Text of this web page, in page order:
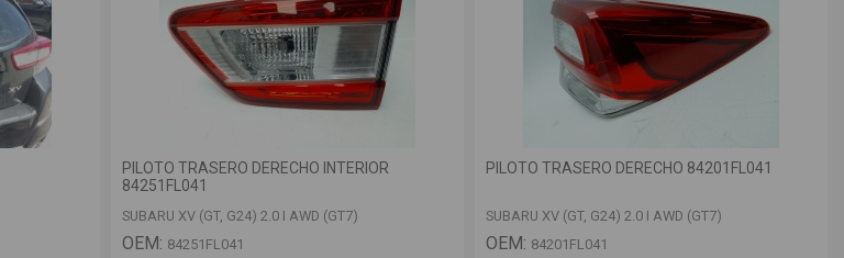
PILOTO TRASERO DERECHO INTERIOR
84251FL041
SUBARU XV (GT, G24) 2.0 I AWD (GT7)
OEM: 84251FL041
PILOTO TRASERO DERECHO 84201FL041
SUBARU XV (GT, G24) 2.0 I AWD (GT7)
OEM: 84201FL041